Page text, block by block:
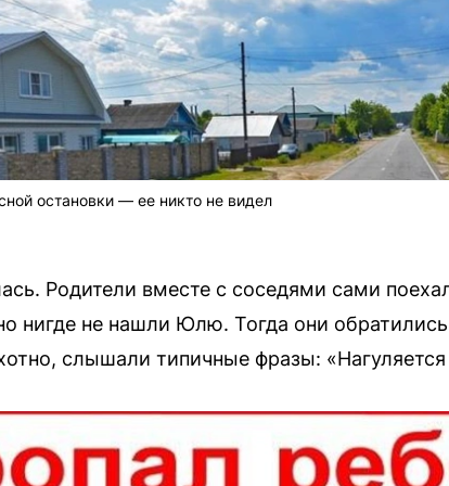
остановки — ее никто не видел
Родители вместе с соседями сами
нигде не нашли Юлю. Тогда они
слышали типичные фразы: «Нагуляется